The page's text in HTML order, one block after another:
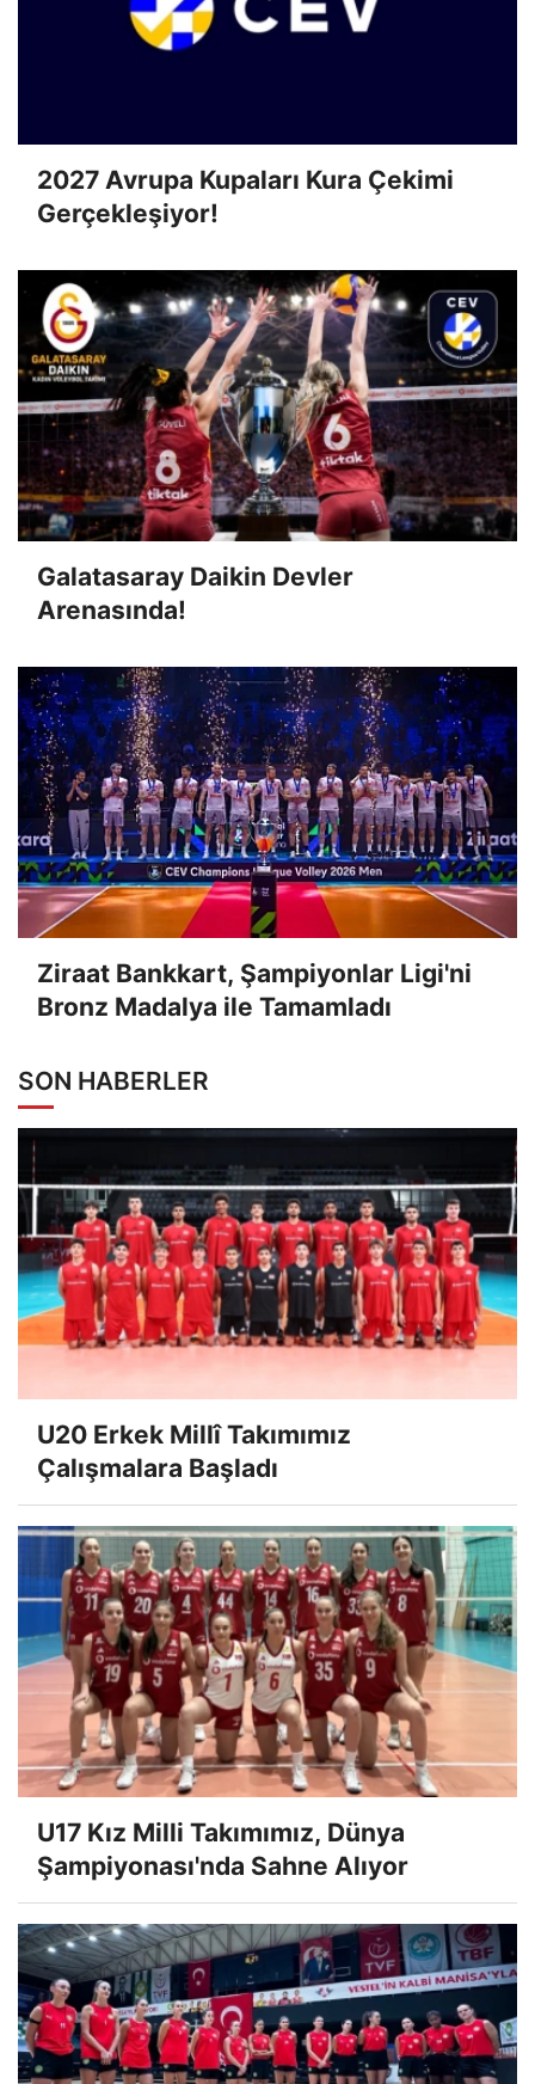
2027 Avrupa Kupaları Kura Çekimi
Gerçekleşiyor!
Galatasaray Daikin Devler
Arenasında!
Ziraat Bankkart, Şampiyonlar Ligi'ni
Bronz Madalya ile Tamamladı
SON HABERLER
U20 Erkek Millî Takımımız
Çalışmalara Başladı
U17 Kız Milli Takımımız, Dünya
Şampiyonası'nda Sahne Alıyor